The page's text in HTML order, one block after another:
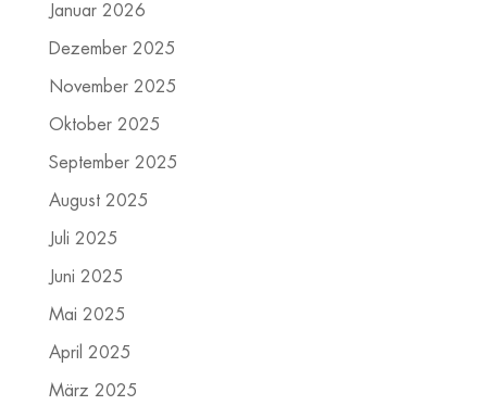
Januar 2026
Dezember 2025
November 2025
Oktober 2025
September 2025
August 2025
Juli 2025
Juni 2025
Mai 2025
April 2025
März 2025